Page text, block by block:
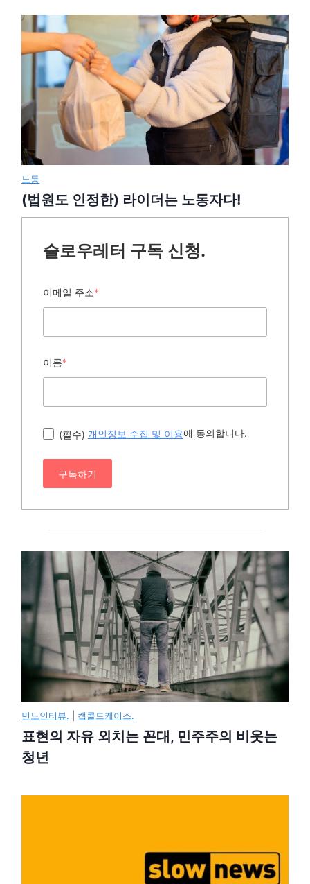
노동
(법원도 인정한) 라이더는 노동자다!
슬로우레터 구독 신청.
이메일 주소*
이름*
(필수) 개인정보 수집 및 이용에 동의합니다.
구독하기
민노인터뷰. 캡콜드케이스.
표현의 자유 외치는 꼰대, 민주주의 비웃는
청년